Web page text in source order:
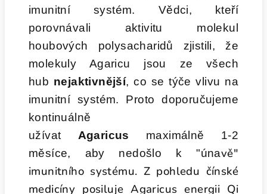
imunitní systém. Vědci, kteří
porovnávali aktivitu molekul
houbových polysacharidů zjistili, že
molekuly Agaricu jsou ze všech
hub nejaktivnější, co se týče vlivu na
imunitní systém. Proto doporučujeme
kontinuálně
užívat Agaricus maximálně 1-2
měsíce, aby nedošlo k "únavě"
imunitního systému. Z pohledu čínské
medicíny posiluje Agaricus energii Qi